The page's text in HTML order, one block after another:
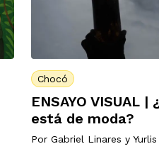
Chocó
ENSAYO VISUAL |
está de moda?
Por Gabriel Linares y